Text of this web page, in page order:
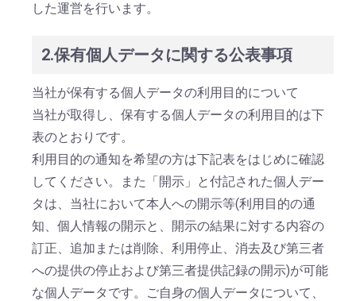
した運営を行います。
2.保有個人データに関する公表事項
当社が保有する個人データの利用目的について
当社が取得し、保有する個人データの利用目的は下
表のとおりです。
利用目的の通知を希望の方は下記表をはじめに確認
してください。また「開示」と付記された個人デー
タは、当社において本人への開示等(利用目的の通
知、個人情報の開示と、開示の結果に対する内容の
訂正、追加または削除、利用停止、消去及び第三者
への提供の停止および第三者提供記録の開示)が可能
な個人データです。ご自身の個人データについて、